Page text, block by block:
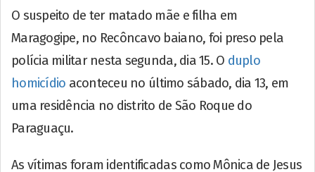
O suspeito de ter matado mãe e filha em
Maragogipe, no Recôncavo baiano, foi preso pela
polícia militar nesta segunda, dia 15. O duplo
homicídio aconteceu no último sábado, dia 13, em
uma residência no distrito de São Roque do
Paraguaçu.
As vítimas foram identificadas como Mônica de Jesus